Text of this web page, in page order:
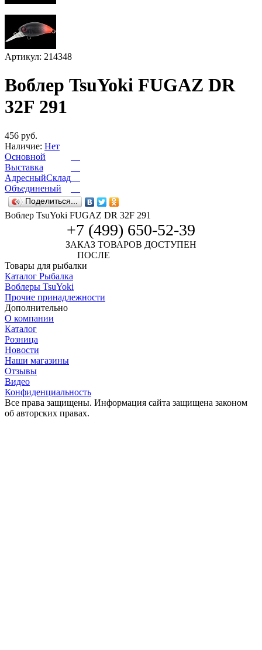
Артикул: 214348
Воблер TsuYoki FUGAZ DR
32F 291
456 руб.
Наличие: Нет
Основной
Выставка
АдресныйСклад
Объединеный
Поделиться...
Воблер TsuYoki FUGAZ DR 32F 291
+7 (499) 650-52-39
ЗАКАЗ ТОВАРОВ ДОСТУПЕН
ПОСЛЕ
Товары для рыбалки
Каталог Рыбалка
Воблеры TsuYoki
Прочие принадлежности
Дополнительно
О компании
Каталог
Розница
Новости
Наши магазины
Отзывы
Видео
Конфиденциальность
Все права защищены. Информация сайта защищена законом
об авторских правах.